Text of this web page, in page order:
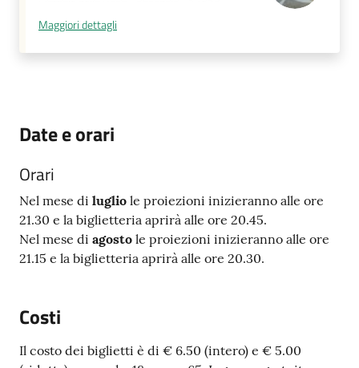
Maggiori dettagli
Date e orari
Orari
Nel mese di luglio le proiezioni inizieranno alle ore
21.30 e la biglietteria aprirà alle ore 20.45.
Nel mese di agosto le proiezioni inizieranno alle ore
21.15 e la biglietteria aprirà alle ore 20.30.
Costi
Il costo dei biglietti è di € 6.50 (intero) e € 5.00